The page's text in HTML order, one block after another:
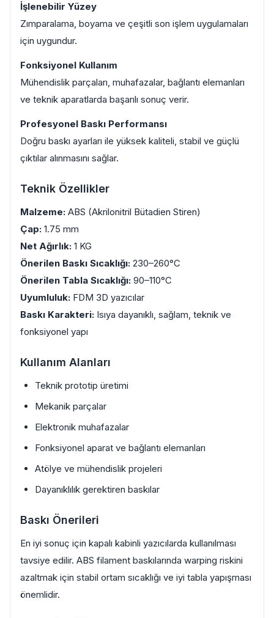
İşlenebilir Yüzey
Zımparalama, boyama ve çeşitli son işlem uygulamaları
için uygundur.
Fonksiyonel Kullanım
Mühendislik parçaları, muhafazalar, bağlantı elemanları
ve teknik aparatlarda başarılı sonuç verir.
Profesyonel Baskı Performansı
Doğru baskı ayarları ile yüksek kaliteli, stabil ve güçlü
çıktılar alınmasını sağlar.
Teknik Özellikler
Malzeme: ABS (Akrilonitril Bütadien Stiren)
Çap: 1.75 mm
Net Ağırlık: 1 KG
Önerilen Baskı Sıcaklığı: 230–260°C
Önerilen Tabla Sıcaklığı: 90–110°C
Uyumluluk: FDM 3D yazıcılar
Baskı Karakteri: Isıya dayanıklı, sağlam, teknik ve
fonksiyonel yapı
Kullanım Alanları
Teknik prototip üretimi
Mekanik parçalar
Elektronik muhafazalar
Fonksiyonel aparat ve bağlantı elemanları
Atölye ve mühendislik projeleri
Dayanıklılık gerektiren baskılar
Baskı Önerileri
En iyi sonuç için kapalı kabinli yazıcılarda kullanılması
tavsiye edilir. ABS filament baskılarında warping riskini
azaltmak için stabil ortam sıcaklığı ve iyi tabla yapışması
önemlidir.